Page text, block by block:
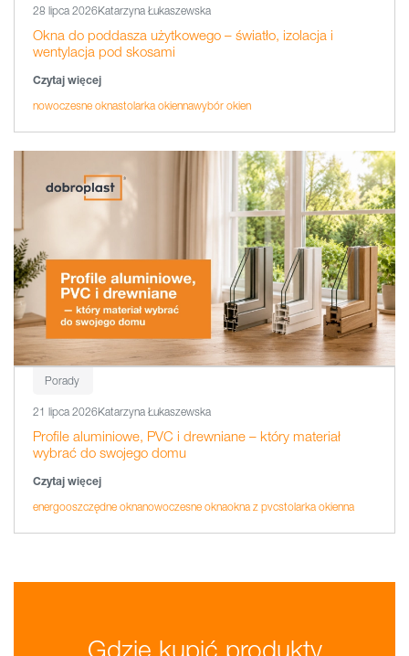
28 lipca 2026Katarzyna Łukaszewska
Okna do poddasza użytkowego – światło, izolacja i
wentylacja pod skosami
Czytaj więcej
nowoczesne oknastolarka okiennawybór okien
Porady
21 lipca 2026Katarzyna Łukaszewska
Profile aluminiowe, PVC i drewniane – który materiał
wybrać do swojego domu
Czytaj więcej
energooszczędne oknanowoczesne oknaokna z pvcstolarka okienna
Gdzie kupić produkty